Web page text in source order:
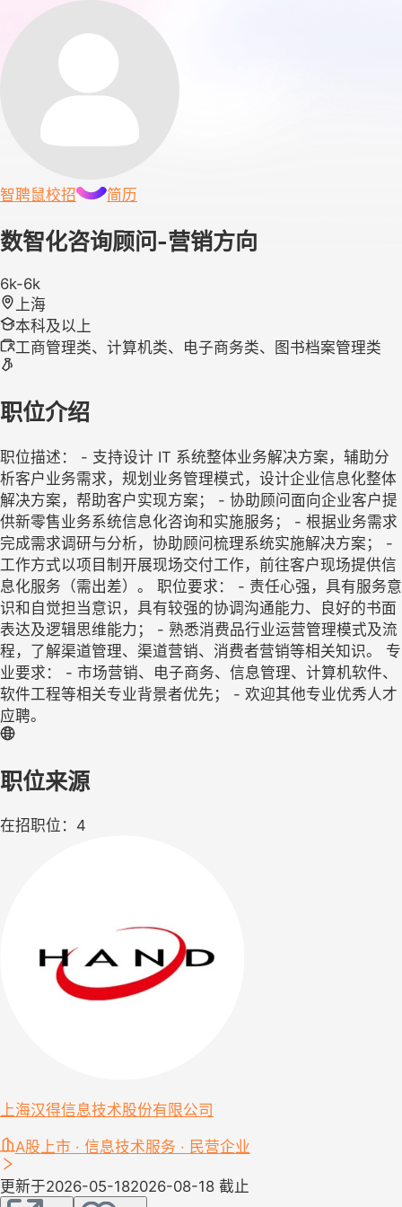
智聘鼠校招 简历
数智化咨询顾问-营销方向
6k-6k
上海
本科及以上
工商管理类、计算机类、电子商务类、图书档案管理类
职位介绍
职位描述： - 支持设计 IT 系统整体业务解决方案，辅助分
析客户业务需求，规划业务管理模式，设计企业信息化整体
解决方案，帮助客户实现方案； - 协助顾问面向企业客户提
供新零售业务系统信息化咨询和实施服务； - 根据业务需求
完成需求调研与分析，协助顾问梳理系统实施解决方案； -
工作方式以项目制开展现场交付工作，前往客户现场提供信
息化服务（需出差）。 职位要求： - 责任心强，具有服务意
识和自觉担当意识，具有较强的协调沟通能力、良好的书面
表达及逻辑思维能力； - 熟悉消费品行业运营管理模式及流
程，了解渠道管理、渠道营销、消费者营销等相关知识。 专
业要求： - 市场营销、电子商务、信息管理、计算机软件、
软件工程等相关专业背景者优先； - 欢迎其他专业优秀人才
应聘。
职位来源
在招职位：4
上海汉得信息技术股份有限公司
A股上市 · 信息技术服务 · 民营企业
更新于2026-05-182026-08-18 截止